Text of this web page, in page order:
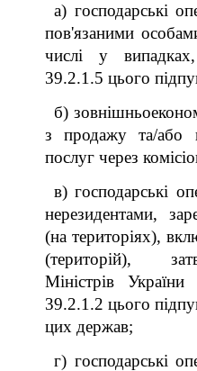
а) господарські
пов'язаними
числі у
39.2.1.5 цього
б)
з продажу та/або
послуг через
в) господарські
нерезидентами,
(на територіях),
(територій),
Міністрів
39.2.1.2 цього
цих держав;
г) господарські